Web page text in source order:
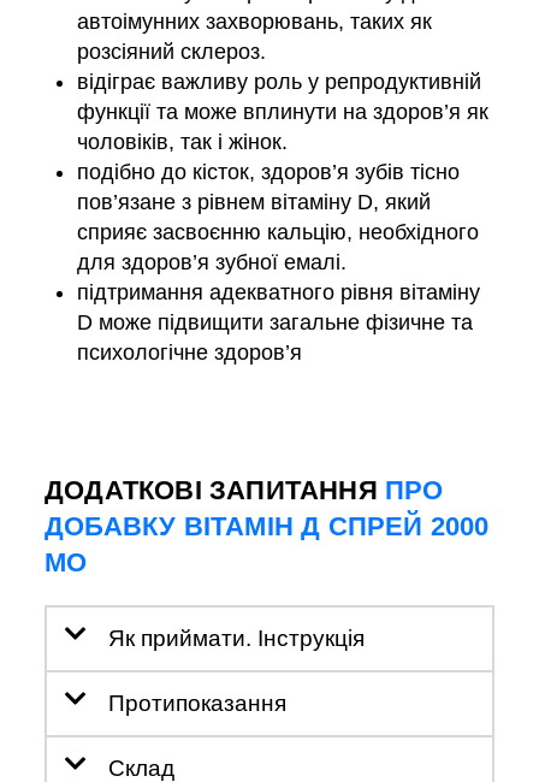
автоімунних захворювань, таких як
розсіяний склероз.
відіграє важливу роль у репродуктивній
функції та може вплинути на здоров’я як
чоловіків, так і жінок.
подібно до кісток, здоров’я зубів тісно
пов’язане з рівнем вітаміну D, який
сприяє засвоєнню кальцію, необхідного
для здоров’я зубної емалі.
підтримання адекватного рівня вітаміну
D може підвищити загальне фізичне та
психологічне здоров’я
ДОДАТКОВІ ЗАПИТАННЯ ПРО
ДОБАВКУ ВІТАМІН Д СПРЕЙ 2000
МО
Як приймати. Інструкція
Протипоказання
Склад